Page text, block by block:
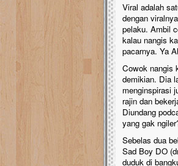
Viral adalah
dengan
pelaku. Ambil
kalau nangis
pacarnya. Ya
Cowok nangis
demikian. Dia
menginspirasi
rajin dan
Diundang
yang gak
Sebelas dua
Sad Boy DO
duduk di